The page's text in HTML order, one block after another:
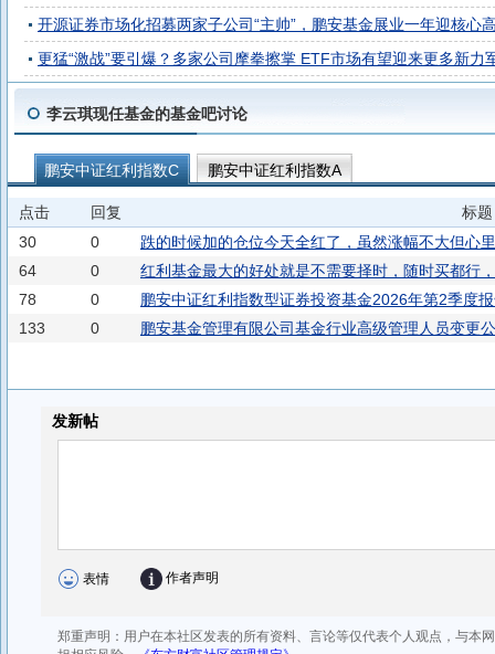
开源证券市场化招募两家子公司“主帅”，鹏安基金展业一年迎核心
更猛“激战”要引爆？多家公司摩拳擦掌 ETF市场有望迎来更多新力
李云琪现任基金的基金吧讨论
鹏安中证红利指数C 鹏安中证红利指数A
点击 回复
标题
30
0
跌的时候加的仓位今天全红了，虽然涨幅不大但心
64
0
红利基金最大的好处就是不需要择时，随时买都行
78
0
鹏安中证红利指数型证券投资基金2026年第2季度
133
0 鹏安基金管理有限公司基金行业高级管理人员变更